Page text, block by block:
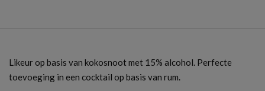
Likeur op basis van kokosnoot met 15% alcohol. Perfecte
toevoeging in een cocktail op basis van rum.